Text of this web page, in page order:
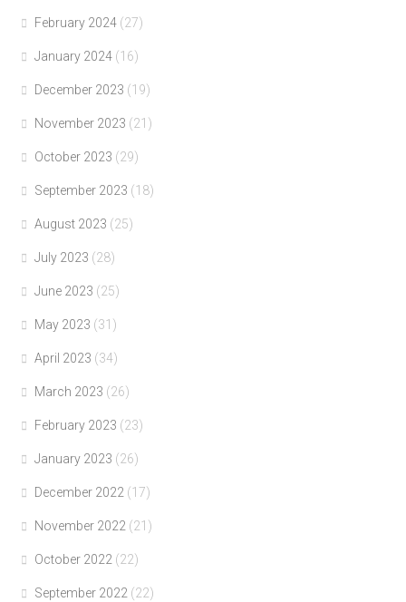
February 2024 (27)
January 2024 (16)
December 2023 (19)
November 2023 (21)
October 2023 (29)
September 2023 (18)
August 2023 (25)
July 2023 (28)
June 2023 (25)
May 2023 (31)
April 2023 (34)
March 2023 (26)
February 2023 (23)
January 2023 (26)
December 2022 (17)
November 2022 (21)
October 2022 (22)
September 2022 (22)